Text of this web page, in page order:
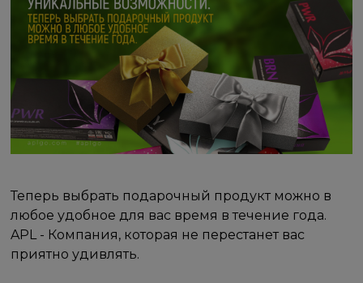
Теперь выбрать подарочный продукт можно в
любое удобное для вас время в течение года.
APL - Компания, которая не перестанет вас
приятно удивлять.